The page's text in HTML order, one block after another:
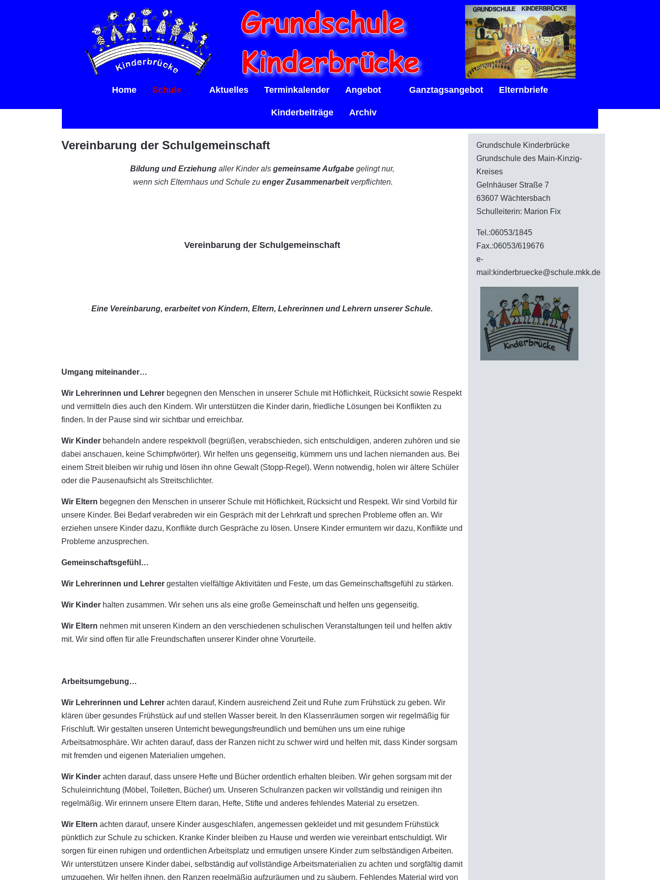
Home Schule Aktuelles Terminkalender Angebot Ganztagsangebot Elternbriefe
Kinderbeiträge Archiv
Vereinbarung der Schulgemeinschaft
Bildung und Erziehungaller Kinder als gemeinsame Aufgabegelingt nur,
wenn sich Elternhaus und Schule zu enger Zusammenarbeitverpflichten.
Vereinbarung der Schulgemeinschaft
Eine Vereinbarung, erarbeitet von Kindern, Eltern, Lehrerinnen und Lehrern unserer Schule.
Umgang miteinander…
Wir Lehrerinnen und Lehrer begegnen den Menschen in unserer Schule mit Höflichkeit, Rücksicht sowie Respekt
und vermitteln dies auch den Kindern. Wir unterstützen die Kinder darin, friedliche Lösungen bei Konflikten zu
finden. In der Pause sind wir sichtbar und erreichbar.
Wir Kinder behandeln andere respektvoll (begrüßen, verabschieden, sich entschuldigen, anderen zuhören und sie
dabei anschauen, keine Schimpfwörter). Wir helfen uns gegenseitig, kümmern uns und lachen niemanden aus. Bei
einem Streit bleiben wir ruhig und lösen ihn ohne Gewalt (Stopp-Regel). Wenn notwendig, holen wir ältere Schüler
oder die Pausenaufsicht als Streitschlichter.
Wir Eltern begegnen den Menschen in unserer Schule mit Höflichkeit, Rücksicht und Respekt. Wir sind Vorbild für
unsere Kinder. Bei Bedarf verabreden wir ein Gespräch mit der Lehrkraft und sprechen Probleme offen an. Wir
erziehen unsere Kinder dazu, Konflikte durch Gespräche zu lösen. Unsere Kinder ermuntern wir dazu, Konflikte und
Probleme anzusprechen.
Gemeinschaftsgefühl…
Wir Lehrerinnen und Lehrer gestalten vielfältige Aktivitäten und Feste, um das Gemeinschaftsgefühl zu stärken.
Wir Kinder halten zusammen. Wir sehen uns als eine große Gemeinschaft und helfen uns gegenseitig.
Wir Eltern nehmen mit unseren Kindern an den verschiedenen schulischen Veranstaltungen teil und helfen aktiv
mit. Wir sind offen für alle Freundschaften unserer Kinder ohne Vorurteile.
Arbeitsumgebung…
Wir Lehrerinnen und Lehrer achten darauf, Kindern ausreichend Zeit und Ruhe zum Frühstück zu geben. Wir
klären über gesundes Frühstück auf und stellen Wasser bereit. In den Klassenräumen sorgen wir regelmäßig für
Frischluft. Wir gestalten unseren Unterricht bewegungsfreundlich und bemühen uns um eine ruhige
Arbeitsatmosphäre. Wir achten darauf, dass der Ranzen nicht zu schwer wird und helfen mit, dass Kinder sorgsam
mit fremden und eigenen Materialien umgehen.
Wir Kinder achten darauf, dass unsere Hefte und Bücher ordentlich erhalten bleiben. Wir gehen sorgsam mit der
Schuleinrichtung (Möbel, Toiletten, Bücher) um. Unseren Schulranzen packen wir vollständig und reinigen ihn
regelmäßig. Wir erinnern unsere Eltern daran, Hefte, Stifte und anderes fehlendes Material zu ersetzen.
Wir Eltern achten darauf, unsere Kinder ausgeschlafen, angemessen gekleidet und mit gesundem Frühstück
pünktlich zur Schule zu schicken. Kranke Kinder bleiben zu Hause und werden wie vereinbart entschuldigt. Wir
sorgen für einen ruhigen und ordentlichen Arbeitsplatz und ermutigen unsere Kinder zum selbständigen Arbeiten.
Wir unterstützen unsere Kinder dabei, selbständig auf vollständige Arbeitsmaterialien zu achten und sorgfältig damit
umzugehen. Wir helfen ihnen, den Ranzen regelmäßig aufzuräumen und zu säubern. Fehlendes Material wird von
Grundschule Kinderbrücke
Grundschule des Main-Kinzig-
Kreises
Gelnhäuser Straße 7
63607 Wächtersbach
Schulleiterin: Marion Fix
Tel.:06053/1845
Fax.:06053/619676
e-
mail:kinderbruecke@schule.mkk.de